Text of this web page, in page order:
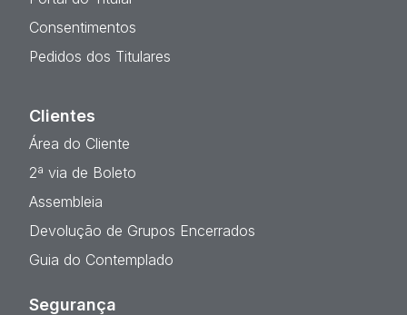
Consentimentos
Pedidos dos Titulares
Clientes
Área do Cliente
2ª via de Boleto
Assembleia
Devolução de Grupos Encerrados
Guia do Contemplado
Segurança